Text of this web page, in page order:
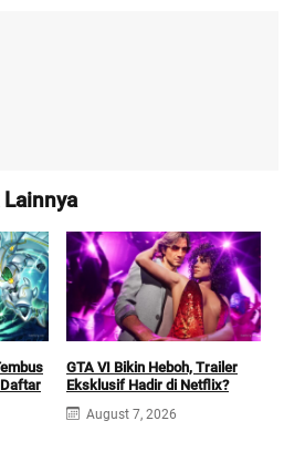
GTA VI Bikin Heboh, Trailer
Eksklusif Hadir di Netflix?
August 7, 2026